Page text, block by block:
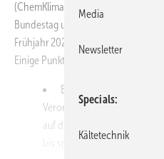
(ChemKlimaschutzV) veröffentlicht
Bundestag und Bundesrat
Frühjahr 2026 in Kraft treten –
Einige Punkte aus dem
Bestehende Zertifikate,
Verordnungen erworben
auf die neuen Zertifikate
bis spätestens 12.03.2029
Media
Newsletter
Specials
Kältetechnik